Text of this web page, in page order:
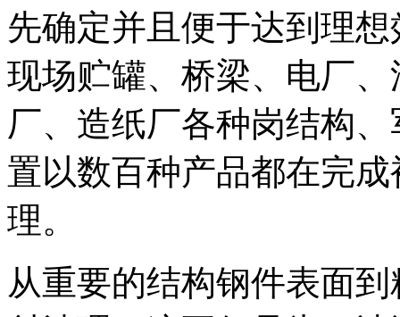
先确定并且便于达到理
现场贮罐、桥梁、电厂
厂、造纸厂各种岗结构
置以数百种产品都在完
理。
从重要的结构钢件表面